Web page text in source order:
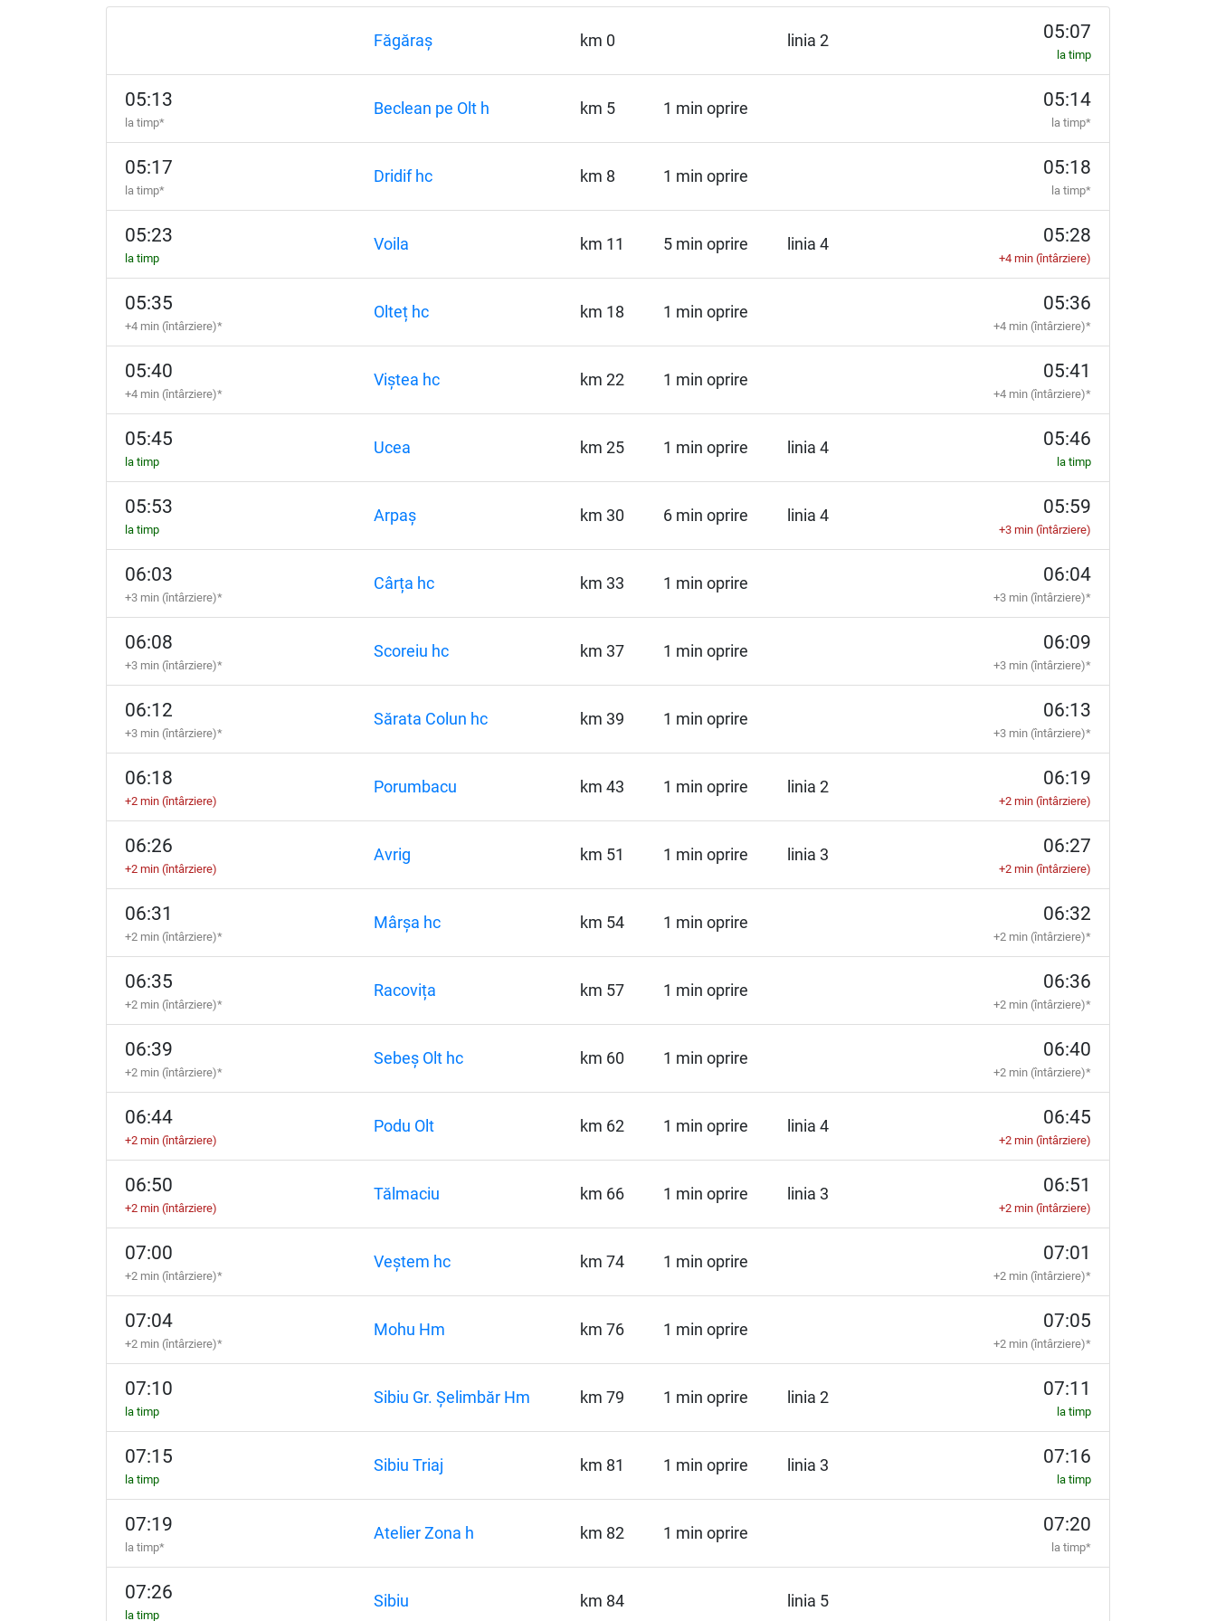
Făgăraș km 0 linia 2 05:07
la timp
05:13
la timp*
Beclean pe Olt h km 5 1 min oprire 05:14
la timp*
05:17
la timp*
Dridif hc km 8 1 min oprire 05:18
la timp*
05:23
la timp
Voila km 11 5 min oprire linia 4 05:28
+4 min (întârziere)
05:35
+4 min (întârziere)*
Olteț hc km 18 1 min oprire 05:36
+4 min (întârziere)*
05:40
+4 min (întârziere)*
Viștea hc km 22 1 min oprire 05:41
+4 min (întârziere)*
05:45
la timp
Ucea km 25 1 min oprire linia 4 05:46
la timp
05:53
la timp
Arpaș km 30 6 min oprire linia 4 05:59
+3 min (întârziere)
06:03
+3 min (întârziere)*
Cârța hc km 33 1 min oprire 06:04
+3 min (întârziere)*
06:08
+3 min (întârziere)*
Scoreiu hc km 37 1 min oprire 06:09
+3 min (întârziere)*
06:12
+3 min (întârziere)*
Sărata Colun hc km 39 1 min oprire 06:13
+3 min (întârziere)*
06:18
+2 min (întârziere)
Porumbacu km 43 1 min oprire linia 2 06:19
+2 min (întârziere)
06:26
+2 min (întârziere)
Avrig km 51 1 min oprire linia 3 06:27
+2 min (întârziere)
06:31
+2 min (întârziere)*
Mârșa hc km 54 1 min oprire 06:32
+2 min (întârziere)*
06:35
+2 min (întârziere)*
Racovița km 57 1 min oprire 06:36
+2 min (întârziere)*
06:39
+2 min (întârziere)*
Sebeș Olt hc km 60 1 min oprire 06:40
+2 min (întârziere)*
06:44
+2 min (întârziere)
Podu Olt km 62 1 min oprire linia 4 06:45
+2 min (întârziere)
06:50
+2 min (întârziere)
Tălmaciu km 66 1 min oprire linia 3 06:51
+2 min (întârziere)
07:00
+2 min (întârziere)*
Veștem hc km 74 1 min oprire 07:01
+2 min (întârziere)*
07:04
+2 min (întârziere)*
Mohu Hm km 76 1 min oprire 07:05
+2 min (întârziere)*
07:10
la timp
Sibiu Gr. Șelimbăr Hm km 79 1 min oprire linia 2 07:11
la timp
07:15
la timp
Sibiu Triaj km 81 1 min oprire linia 3 07:16
la timp
07:19
la timp*
Atelier Zona h km 82 1 min oprire 07:20
la timp*
07:26
la timp
Sibiu km 84 linia 5